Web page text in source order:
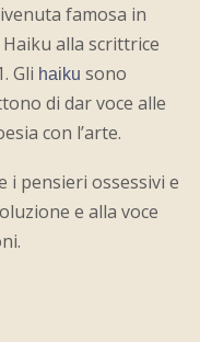
famosa in
alla scrittrice
Gli haiku sono
di dar voce alle
con l’arte.
i pensieri ossessivi e
e alla voce